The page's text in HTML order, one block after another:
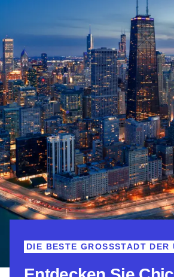
DIE BESTE GROSSSTADT DER